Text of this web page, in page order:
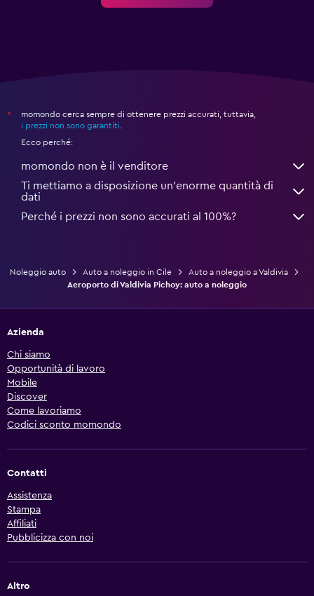
*
momondo cerca sempre di ottenere prezzi accurati, tuttavia,
i prezzi non sono garantiti.
Ecco perché:
momondo non è il venditore
Ti mettiamo a disposizione un’enorme quantità di
dati
Perché i prezzi non sono accurati al 100%?
Noleggio auto Auto a noleggio in Cile
Auto a noleggio a Valdivia
Aeroporto di Valdivia Pichoy: auto a noleggio
Azienda
Chi siamo
Opportunità di lavoro
Mobile
Discover
Come lavoriamo
Codici sconto momondo
Contatti
Assistenza
Stampa
Affiliati
Pubblicizza con noi
Altro